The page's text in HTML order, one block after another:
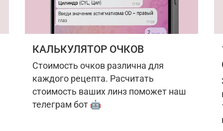
КАЛЬКУЛЯТОР ОЧКОВ
Стоимость очков различна для
каждого рецепта. Расчитать
стоимость ваших линз поможет наш
телеграм бот 🤖